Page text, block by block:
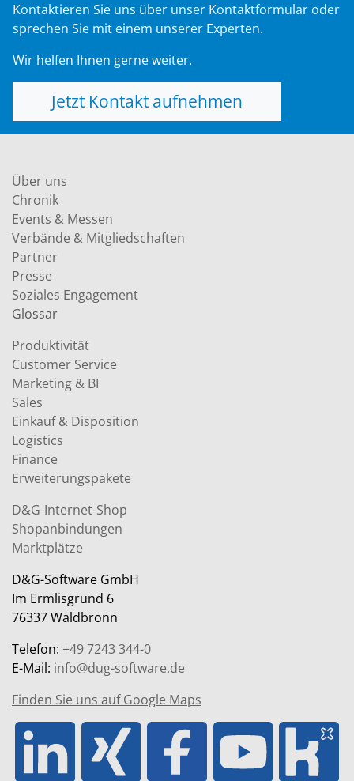
Kontaktieren Sie uns über unser Kontaktformular oder
sprechen Sie mit einem unserer Experten.
Wir helfen Ihnen gerne weiter.
Jetzt Kontakt aufnehmen
Über uns
Chronik
Events & Messen
Verbände & Mitgliedschaften
Partner
Presse
Soziales Engagement
Glossar
Produktivität
Customer Service
Marketing & BI
Sales
Einkauf & Disposition
Logistics
Finance
Erweiterungspakete
D&G-Internet-Shop
Shopanbindungen
Marktplätze
D&G-Software GmbH
Im Ermlisgrund 6
76337 Waldbronn
Telefon: +49 7243 344-0
E-Mail: info@dug-software.de
Finden Sie uns auf Google Maps